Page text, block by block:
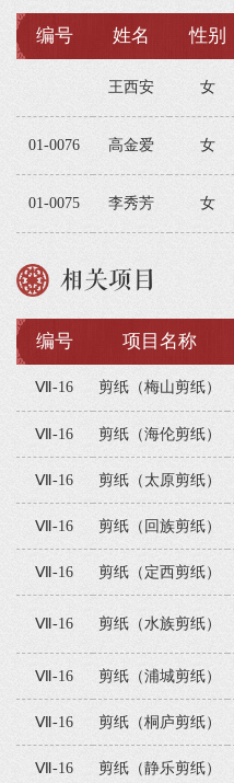
编号 姓名 性别
王西安 女
01-0076 高金爱 女
01-0075 李秀芳 女
相关项目
编号 项目名称
Ⅶ-16 剪纸（梅山剪纸）
Ⅶ-16 剪纸（海伦剪纸）
Ⅶ-16 剪纸（太原剪纸）
Ⅶ-16 剪纸（回族剪纸）
Ⅶ-16 剪纸（定西剪纸）
Ⅶ-16 剪纸（水族剪纸）
Ⅶ-16 剪纸（浦城剪纸）
Ⅶ-16 剪纸（桐庐剪纸）
Ⅶ-16 剪纸（静乐剪纸）